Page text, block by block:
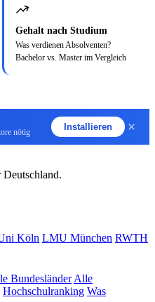
Gehalt nach Studium
Was verdienen Absolventen?
Bachelor vs. Master im Vergleich
nötig Installieren ×
Köln LMU München RWTH
Bundesländer Alle
Hochschulranking Was